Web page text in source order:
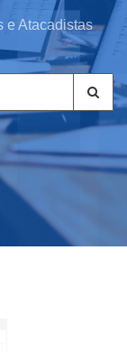
e Atacadistas